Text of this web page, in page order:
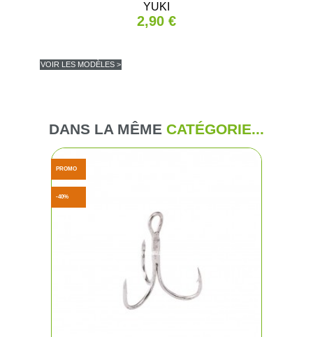
YUKI
2,90 €
VOIR LES MODÈLES >
DANS LA MÊME CATÉGORIE...
PROMO
-40%